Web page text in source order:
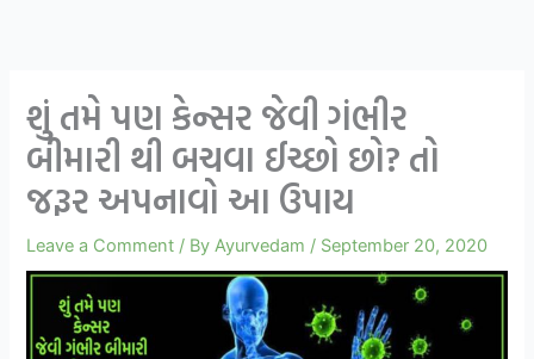
શું તમે પણ કેન્સર જેવી ગંભીર
બીમારી થી બચવા ઈચ્છો છો? તો
જરૂર અપનાવો આ ઉપાય
Leave a Comment / By Ayurvedam / September 20, 2020